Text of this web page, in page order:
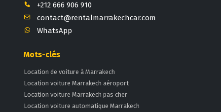
+212 666 906 910
contact@rentalmarrakechcar.com
WhatsApp
Mots-clés
Location de voiture à Marrakech
Location voiture Marrakech aéroport
Location voiture Marrakech pas cher
Location voiture automatique Marrakech